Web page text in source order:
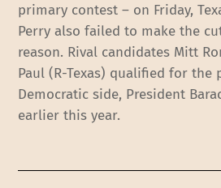
primary contest – on Friday,
Perry also failed to make the
reason. Rival candidates Mitt
Paul (R-Texas) qualified for the
Democratic side, President
earlier this year.